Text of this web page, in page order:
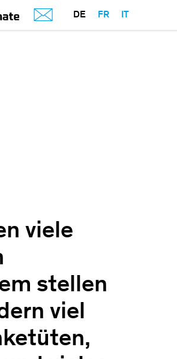
DE FR IT
viele
stellen
viel